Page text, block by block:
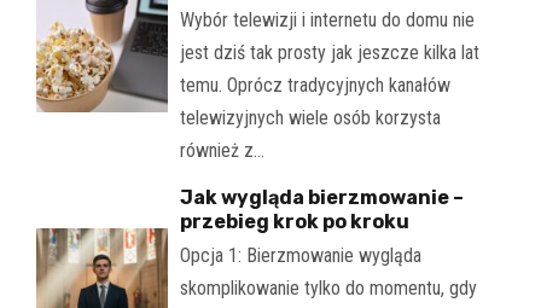
Wybór telewizji i internetu do domu nie
jest dziś tak prosty jak jeszcze kilka lat
temu. Oprócz tradycyjnych kanałów
telewizyjnych wiele osób korzysta
również z…
Jak wygląda bierzmowanie –
przebieg krok po kroku
Opcja 1: Bierzmowanie wygląda
skomplikowanie tylko do momentu, gdy